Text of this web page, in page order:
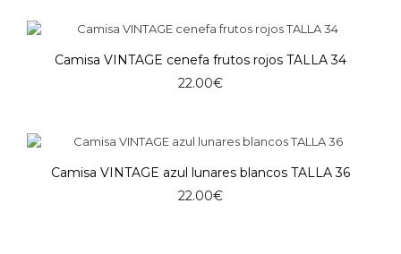
era:
es:
Camisa VINTAGE cenefa frutos rojos TALLA 34
22.00€
Camisa VINTAGE azul lunares blancos TALLA 36
22.00€